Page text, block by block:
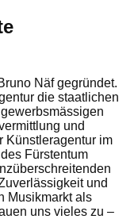
Näf gegründet.
die staatlichen
und
Künstleragentur im
Fürstentum
und
Musikmarkt als
uns vieles zu –